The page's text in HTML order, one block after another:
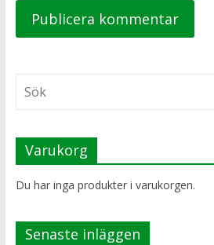
Varukorg
Du har inga produkter i varukorgen.
Senaste inläggen